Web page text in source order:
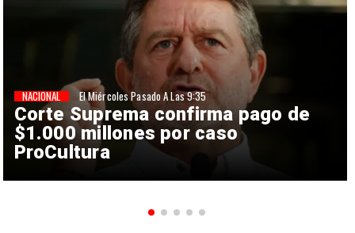
Corte Suprema confirma pago de
$1.000 millones por caso
ProCultura
NACIONAL El Miércoles Pasado A Las 9:35